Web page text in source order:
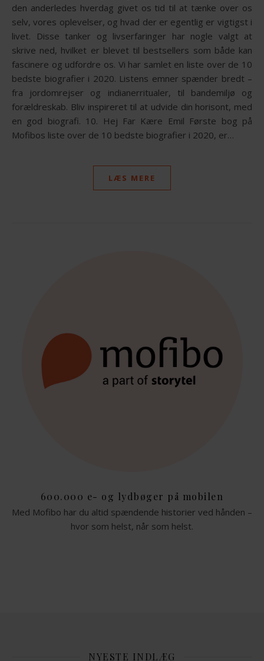
den anderledes hverdag givet os tid til at tænke over os
selv, vores oplevelser, og hvad der er egentlig er vigtigst i
livet. Disse tanker og livserfaringer har nogle valgt at
skrive ned, hvilket er blevet til bestsellers som både kan
fascinere og udfordre os. Vi har samlet en liste over de 10
bedste biografier i 2020. Listens emner spænder bredt –
fra jordomrejser og indianerritualer, til bandemiljø og
forældreskab. Bliv inspireret til at udvide din horisont, med
en god biografi. 10. Hej Far Kære Emil Første bog på
Mofibos liste over de 10 bedste biografier i 2020, er…
LÆS MERE
600.000 e- og lydbøger på mobilen
Med Mofibo har du altid spændende historier ved hånden –
hvor som helst, når som helst.
NYESTE INDLÆG